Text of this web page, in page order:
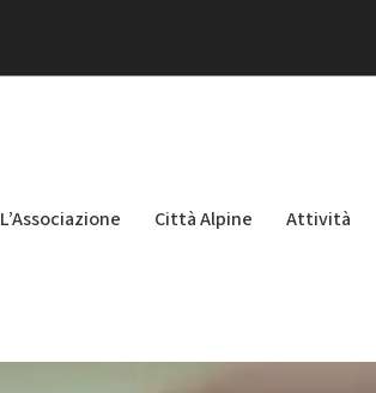
L’Associazione Città Alpine Attività